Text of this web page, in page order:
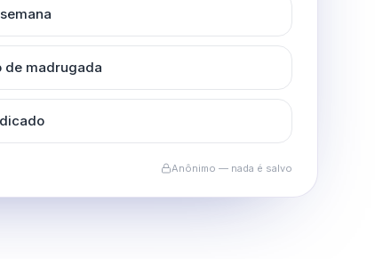
de madrugada
Anônimo — nada é salvo